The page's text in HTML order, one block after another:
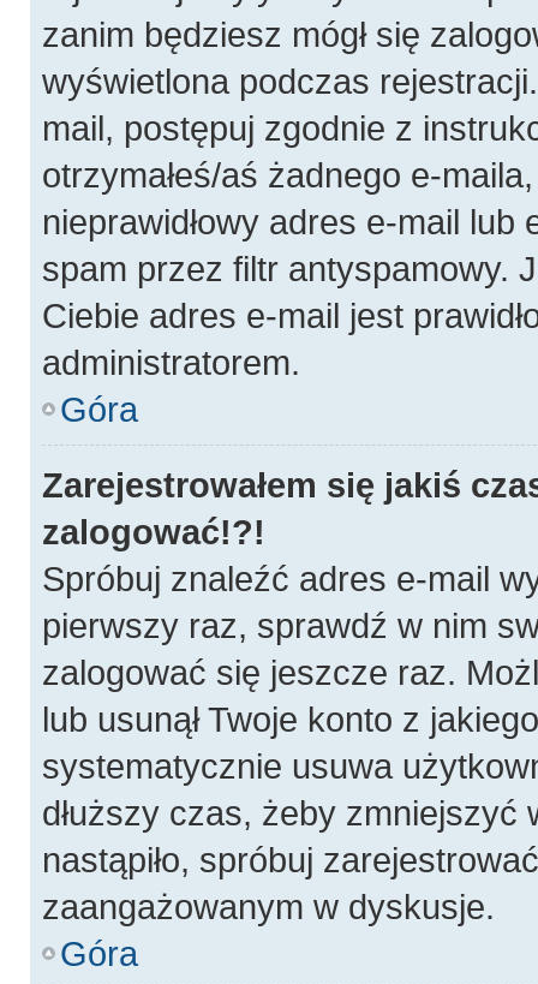
zanim będziesz mógł się
wyświetlona podczas
mail, postępuj zgodnie z
otrzymałeś/aś żadnego e-
nieprawidłowy adres e-mail lub
spam przez filtr antyspamowy.
Ciebie adres e-mail jest
administratorem.
Góra
Zarejestrowałem się jakiś
zalogować!?!
Spróbuj znaleźć adres e-mail
pierwszy raz, sprawdź w nim
zalogować się jeszcze raz.
lub usunął Twoje konto z
systematycznie usuwa
dłuższy czas, żeby
nastąpiło, spróbuj
zaangażowanym w dyskusje.
Góra